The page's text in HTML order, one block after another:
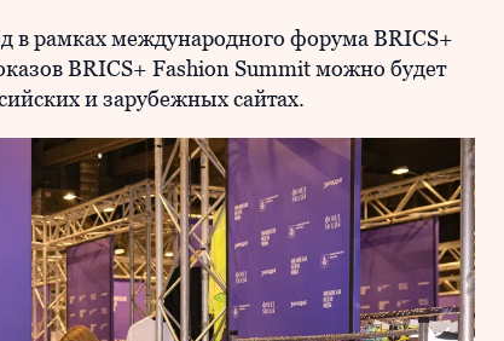
в рамках международного форума BRICS+
BRICS+ Fashion Summit можно будет
и зарубежных сайтах.